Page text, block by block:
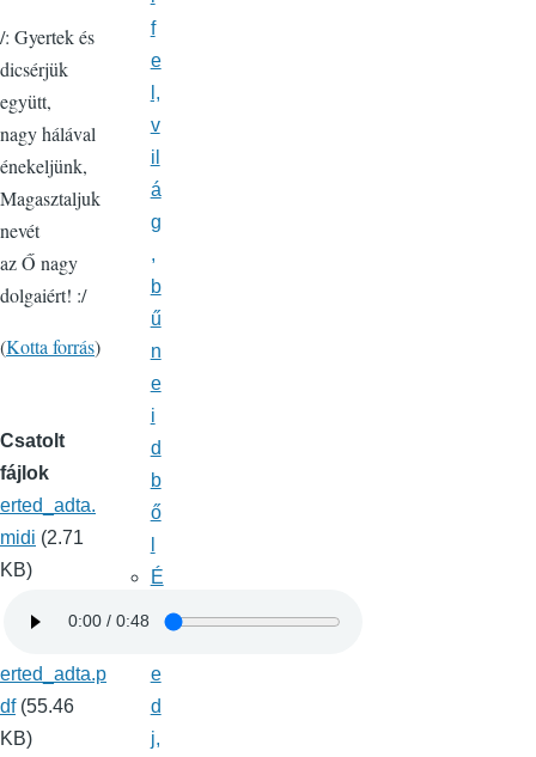
/: Gyertek és
dicsérjük
együtt,
nagy hálával
énekeljünk,
Magasztaljuk
nevét
az Ő nagy
dolgaiért! :/
(Kotta forrás)
Csatolt
fájlok
erted_adta.
midi (2.71
KB)
erted_adta.p
df (55.46
KB)
f
e
l,
v
il
á
g
,
b
ű
n
e
i
d
b
ő
É
e
d
j,